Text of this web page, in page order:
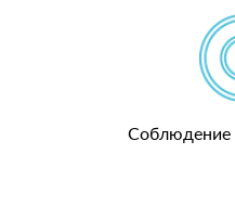
Соблюдение